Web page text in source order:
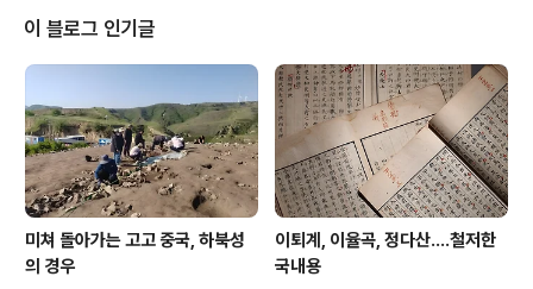
et/m/entry/%ED%95%9C%EA%B0%80%EC%9
C%84-%EB%B6%81%ED%95%9C%EC%82%B0
-%EB%B0%B1%EC%9A%B4%EB%8C%80 한가위
북한산 백운대추석이라 고향에 갈 수 없어 그런건지, 서울
사람들 고향에 내려가서 그런건지, 백운대 정상에 외국사
람 바글바글하다...
이 블로그 인기글
미쳐 돌아가는 고고 중국, 하북성
의 경우
이퇴계, 이율곡, 정다산....철저한
국내용